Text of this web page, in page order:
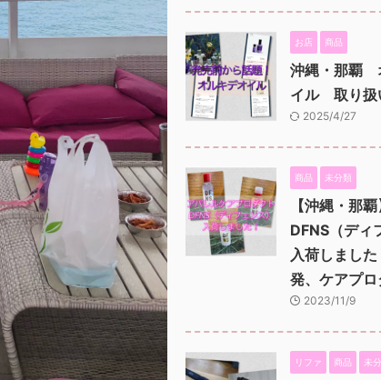
お店 商品
沖縄・那覇
イル 取り扱
2025/4/27
商品 未分類
【沖縄・那覇
DFNS（ディ
入荷しまし
発、ケアプロ
2023/11/9
リファ 商品 未